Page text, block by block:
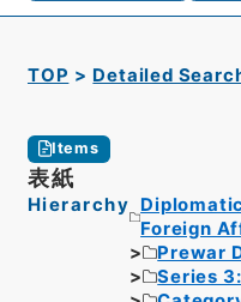
TOP Detailed
Items
表紙
Hierarchy
Foreign
Prewar
Series